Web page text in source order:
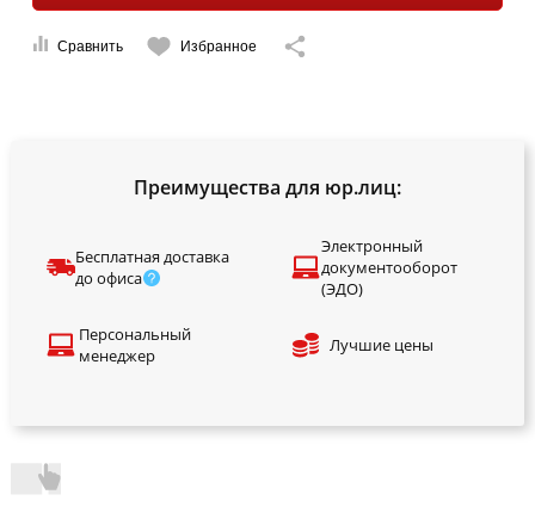
Сравнить Избранное
Преимущества для юр.лиц:
Бесплатная доставка
до офиса
Электронный
документооборот
(ЭДО)
Персональный
менеджер
Лучшие цены